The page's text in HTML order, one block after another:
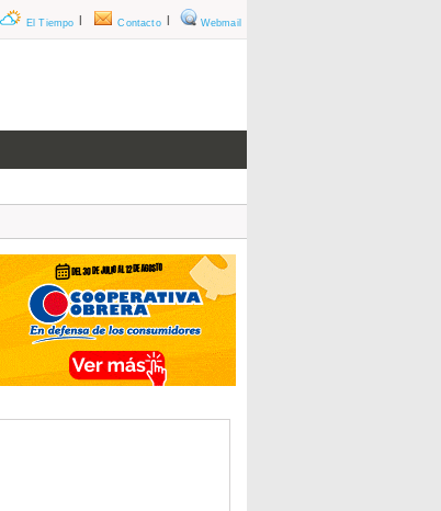
Webmail
|
Contacto
|
El Tiempo